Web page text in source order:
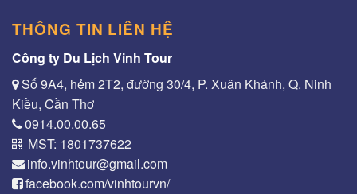
THÔNG TIN LIÊN HỆ
Công ty Du Lịch Vinh Tour
Số 9A4, hẻm 2T2, đường 30/4, P. Xuân Khánh, Q. Ninh
Kiều, Cần Thơ
0914.00.00.65
MST: 1801737622
info.vinhtour@gmail.com
facebook.com/vinhtourvn/